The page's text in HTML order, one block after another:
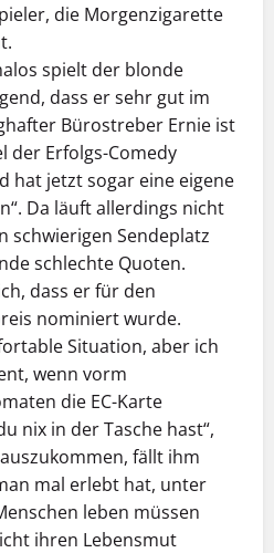
die Morgenzigarette
spielt der blonde
dass er sehr gut im
Bürostreber Ernie ist
der Erfolgs-Comedy
hat jetzt sogar eine eigene
Da läuft allerdings nicht
schwierigen Sendeplatz
schlechte Quoten.
dass er für den
nominiert wurde.
Situation, aber ich
wenn vorm
die EC-Karte
nix in der Tasche hast“,
fällt ihm
mal erlebt hat, unter
leben müssen
ihren Lebensmut